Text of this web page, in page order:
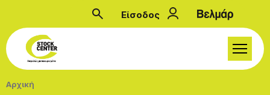
Παράκαμψη προς το κυρίως περιεχόμενο
Μενού
Είσοδος
Breadcrumb
Αρχική